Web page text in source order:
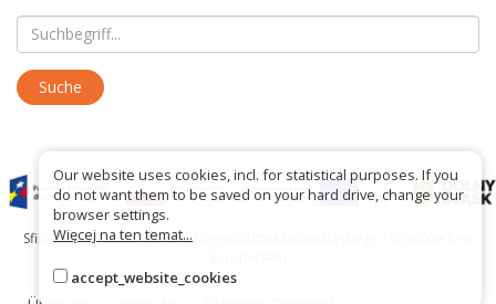
Sfinansowano ze środków Województwa Dolnośląskiego i środków Unii
Our website uses cookies, incl. for statistical purposes. If you
do not want them to be saved on your hard drive, change your
browser settings.
Więcej na ten temat...
accept_website_cookies